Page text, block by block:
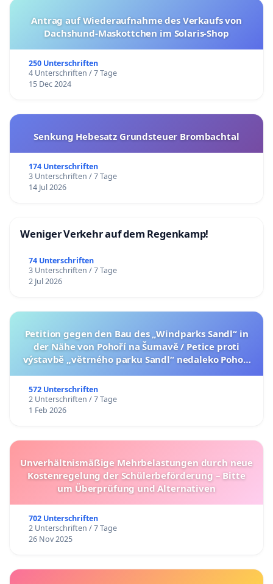
Antrag auf Wiederaufnahme des Verkaufs von
Dachshund-Maskottchen im Solaris-Shop
250 Unterschriften
4 Unterschriften / 7 Tage
15 Dec 2024
Senkung Hebesatz Grundsteuer Brombachtal
174 Unterschriften
3 Unterschriften / 7 Tage
14 Jul 2026
Weniger Verkehr auf dem Regenkamp!
74 Unterschriften
3 Unterschriften / 7 Tage
2 Jul 2026
Petition gegen den Bau des „Windparks Sandl“ in
der Nähe von Pohoří na Šumavě / Petice proti
výstavbě „větrného parku Sandl“ nedaleko Pohoří
572 Unterschriften
2 Unterschriften / 7 Tage
1 Feb 2026
Unverhältnismäßige Mehrbelastungen durch neue
Kostenregelung der Schülerbeförderung – Bitte
um Überprüfung und Alternativen
702 Unterschriften
2 Unterschriften / 7 Tage
26 Nov 2025